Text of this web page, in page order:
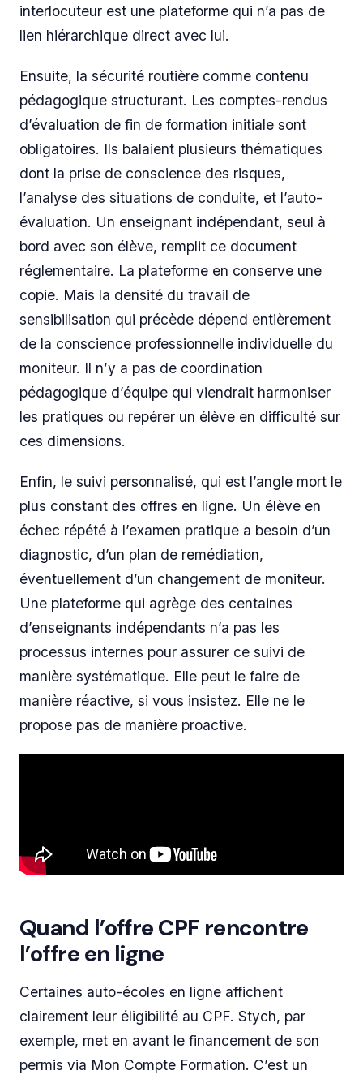
interlocuteur est une plateforme qui n’a pas de
lien hiérarchique direct avec lui.
Ensuite, la sécurité routière comme contenu
pédagogique structurant. Les comptes-rendus
d’évaluation de fin de formation initiale sont
obligatoires. Ils balaient plusieurs thématiques
dont la prise de conscience des risques,
l’analyse des situations de conduite, et l’auto-
évaluation. Un enseignant indépendant, seul à
bord avec son élève, remplit ce document
réglementaire. La plateforme en conserve une
copie. Mais la densité du travail de
sensibilisation qui précède dépend entièrement
de la conscience professionnelle individuelle du
moniteur. Il n’y a pas de coordination
pédagogique d’équipe qui viendrait harmoniser
les pratiques ou repérer un élève en difficulté sur
ces dimensions.
Enfin, le suivi personnalisé, qui est l’angle mort le
plus constant des offres en ligne. Un élève en
échec répété à l’examen pratique a besoin d’un
diagnostic, d’un plan de remédiation,
éventuellement d’un changement de moniteur.
Une plateforme qui agrège des centaines
d’enseignants indépendants n’a pas les
processus internes pour assurer ce suivi de
manière systématique. Elle peut le faire de
manière réactive, si vous insistez. Elle ne le
propose pas de manière proactive.
Quand l’offre CPF rencontre
l’offre en ligne
Certaines auto-écoles en ligne affichent
clairement leur éligibilité au CPF. Stych, par
exemple, met en avant le financement de son
permis via Mon Compte Formation. C’est un